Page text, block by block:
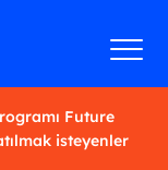
Future
isteyenler